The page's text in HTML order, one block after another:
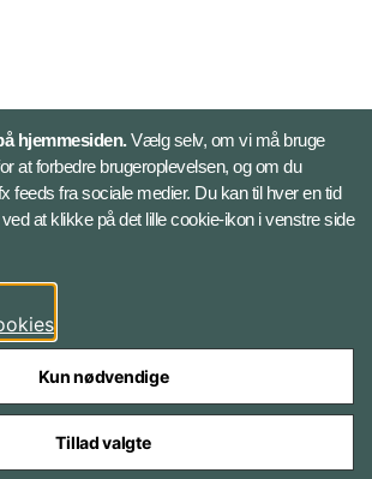
hjemmesiden.Vælg selv, om vi må bruge
at forbedre brugeroplevelsen, og om du
feeds fra sociale medier. Du kan til hver en tid
at klikke på det lille cookie-ikon i venstre side
Kun nødvendige
Tillad valgte